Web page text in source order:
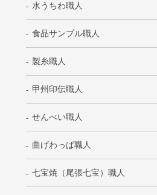
水うちわ職人
食品サンプル職人
製糸職人
甲州印伝職人
せんべい職人
曲げわっぱ職人
七宝焼（尾張七宝）職人